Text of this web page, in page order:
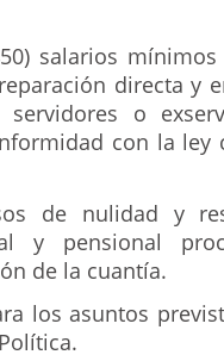
salarios
directa y
o
con la ley
de nulidad y
y pensional
de la cuantía.
los asuntos